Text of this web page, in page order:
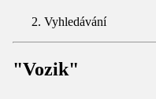
Vyhledávání
"Vozik"